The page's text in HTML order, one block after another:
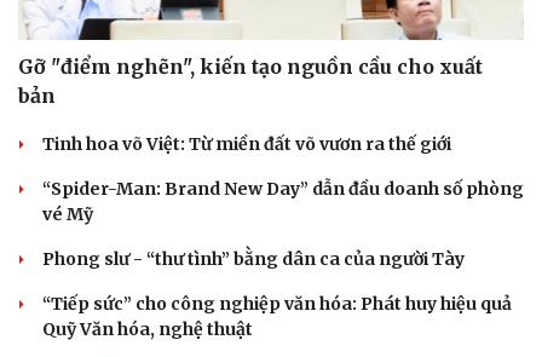
Sân khấu - Điện ảnh
Văn học
Âm nhạc
Thời trang
Gỡ "điểm nghẽn", kiến tạo nguồn cầu cho xuất
bản
Tinh hoa võ Việt: Từ miền đất võ vươn ra thế giới
“Spider-Man: Brand New Day” dẫn đầu doanh số phòng
vé Mỹ
Phong slư - “thư tình” bằng dân ca của người Tày
“Tiếp sức” cho công nghiệp văn hóa: Phát huy hiệu quả
Quỹ Văn hóa, nghệ thuật